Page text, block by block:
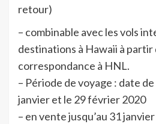
retour)
– combinable avec les vols
destinations à Hawaii à partir
correspondance à HNL.
– Période de voyage : date
janvier et le 29 février 2020
– en vente jusqu’au 31